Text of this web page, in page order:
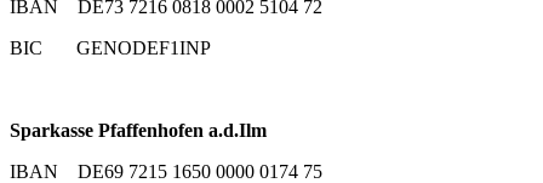
IBAN DE73 7216 0818 0002 5104 72
BIC GENODEF1INP
Sparkasse Pfaffenhofen a.d.Ilm
IBAN DE69 7215 1650 0000 0174 75